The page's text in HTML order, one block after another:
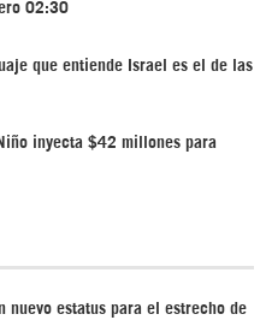
02:30
que entiende Israel es el de las
inyecta $42 millones para
nuevo estatus para el estrecho de